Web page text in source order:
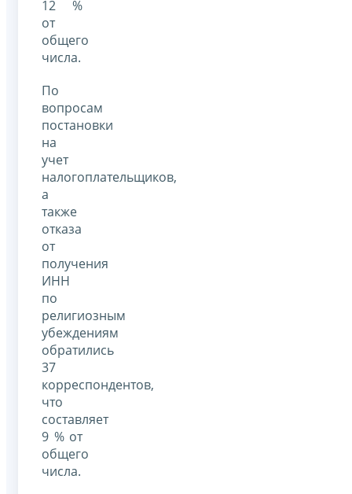
12 %
от
общего
числа.
По
вопросам
постановки
на
учет
налогоплательщиков,
а
также
отказа
от
получения
ИНН
по
религиозным
убеждениям
обратились
37
корреспондентов,
что
составляет
9 % от
общего
числа.